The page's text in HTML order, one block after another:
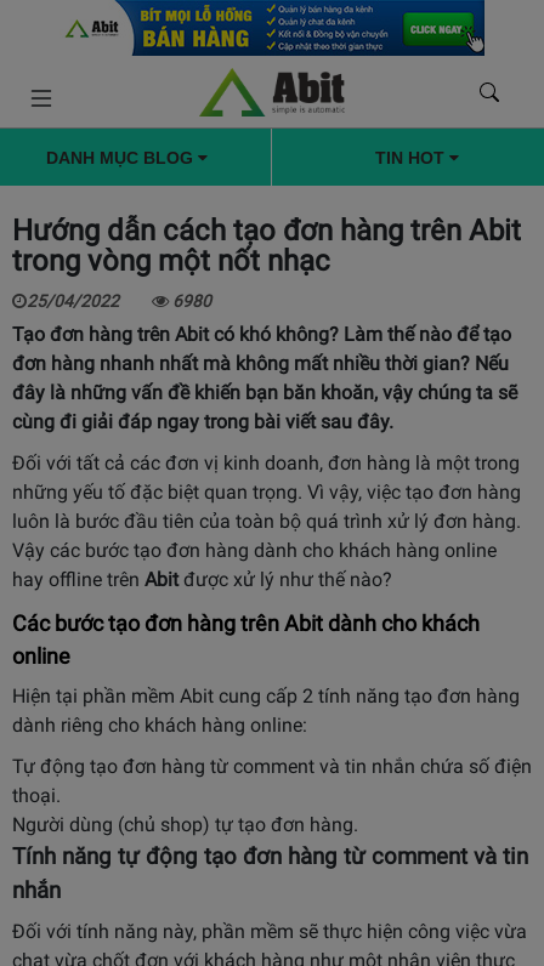
DANH MỤC BLOG TIN HOT
Hướng dẫn cách tạo đơn hàng trên Abit
trong vòng một nốt nhạc
25/04/2022 6980
Tạo đơn hàng trên Abit có khó không? Làm thế nào để tạo
đơn hàng nhanh nhất mà không mất nhiều thời gian? Nếu
đây là những vấn đề khiến bạn băn khoăn, vậy chúng ta sẽ
cùng đi giải đáp ngay trong bài viết sau đây.
Đối với tất cả các đơn vị kinh doanh, đơn hàng là một trong
những yếu tố đặc biệt quan trọng. Vì vậy, việc tạo đơn hàng
luôn là bước đầu tiên của toàn bộ quá trình xử lý đơn hàng.
Vậy các bước tạo đơn hàng dành cho khách hàng online
hay offline trên Abitđược xử lý như thế nào?
Các bước tạo đơn hàng trên Abit dành cho khách
online
Hiện tại phần mềm Abit cung cấp 2 tính năng tạo đơn hàng
dành riêng cho khách hàng online:
Tự động tạo đơn hàng từ comment và tin nhắn chứa số điện
thoại.
Người dùng (chủ shop) tự tạo đơn hàng.
Tính năng tự động tạo đơn hàng từ comment và tin
nhắn
Đối với tính năng này, phần mềm sẽ thực hiện công việc vừa
chat vừa chốt đơn với khách hàng như một nhân viên thực